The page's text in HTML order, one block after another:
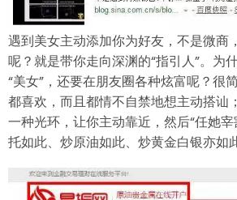
遇到美女主动添加你为好友，不是微商
呢？就是带你走向深渊的“指引人”。为
“美女”，还要在朋友圈各种炫富呢？很
都喜欢，而且都情不自禁地想主动搭讪
一种光环，让你主动靠近，然后“任她
托如此、炒原油如此、炒黄金白银亦如